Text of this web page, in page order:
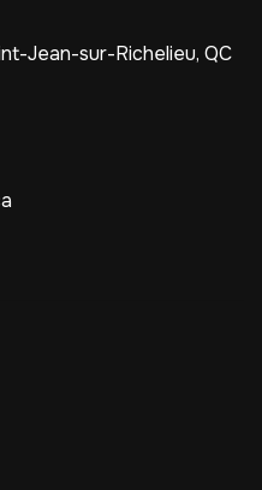
Jean-sur-Richelieu, QC